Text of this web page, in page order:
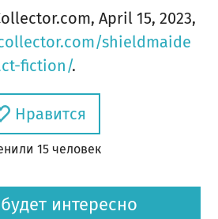
April 15, 2023,
shieldmaide
fiction/.
Нравится
и 15 человек
интересно